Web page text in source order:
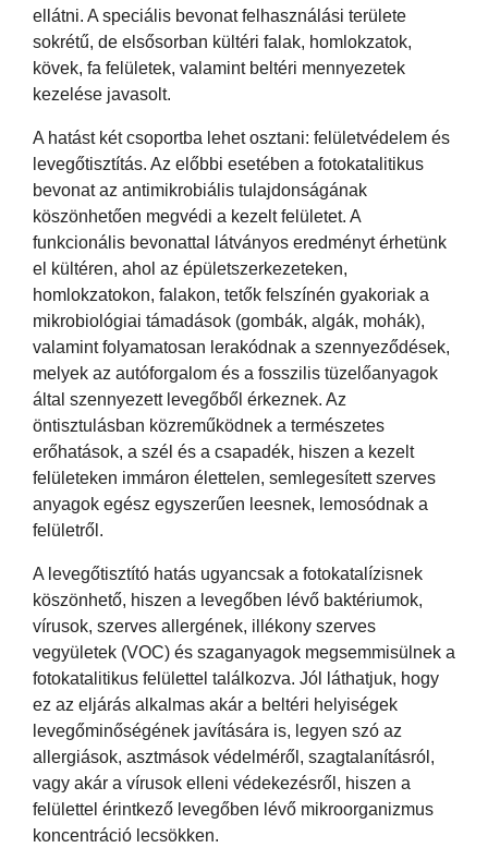
ellátni. A speciális bevonat felhasználási területe
sokrétű, de elsősorban kültéri falak, homlokzatok,
kövek, fa felületek, valamint beltéri mennyezetek
kezelése javasolt.
A hatást két csoportba lehet osztani: felületvédelem és
levegőtisztítás. Az előbbi esetében a fotokatalitikus
bevonat az antimikrobiális tulajdonságának
köszönhetően megvédi a kezelt felületet. A
funkcionális bevonattal látványos eredményt érhetünk
el kültéren, ahol az épületszerkezeteken,
homlokzatokon, falakon, tetők felszínén gyakoriak a
mikrobiológiai támadások (gombák, algák, mohák),
valamint folyamatosan lerakódnak a szennyeződések,
melyek az autóforgalom és a fosszilis tüzelőanyagok
által szennyezett levegőből érkeznek. Az
öntisztulásban közreműködnek a természetes
erőhatások, a szél és a csapadék, hiszen a kezelt
felületeken immáron élettelen, semlegesített szerves
anyagok egész egyszerűen leesnek, lemosódnak a
felületről.
A levegőtisztító hatás ugyancsak a fotokatalízisnek
köszönhető, hiszen a levegőben lévő baktériumok,
vírusok, szerves allergének, illékony szerves
vegyületek (VOC) és szaganyagok megsemmisülnek a
fotokatalitikus felülettel találkozva. Jól láthatjuk, hogy
ez az eljárás alkalmas akár a beltéri helyiségek
levegőminőségének javítására is, legyen szó az
allergiások, asztmások védelméről, szagtalanításról,
vagy akár a vírusok elleni védekezésről, hiszen a
felülettel érintkező levegőben lévő mikroorganizmus
koncentráció lecsökken.